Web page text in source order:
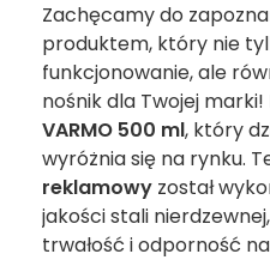
Zachęcamy do
produktem, który nie
funkcjonowanie, ale
nośnik dla Twojej marki!
VARMO 500 ml, który
wyróżnia się na rynku.
reklamowy został
jakości stali
trwałość i odporność